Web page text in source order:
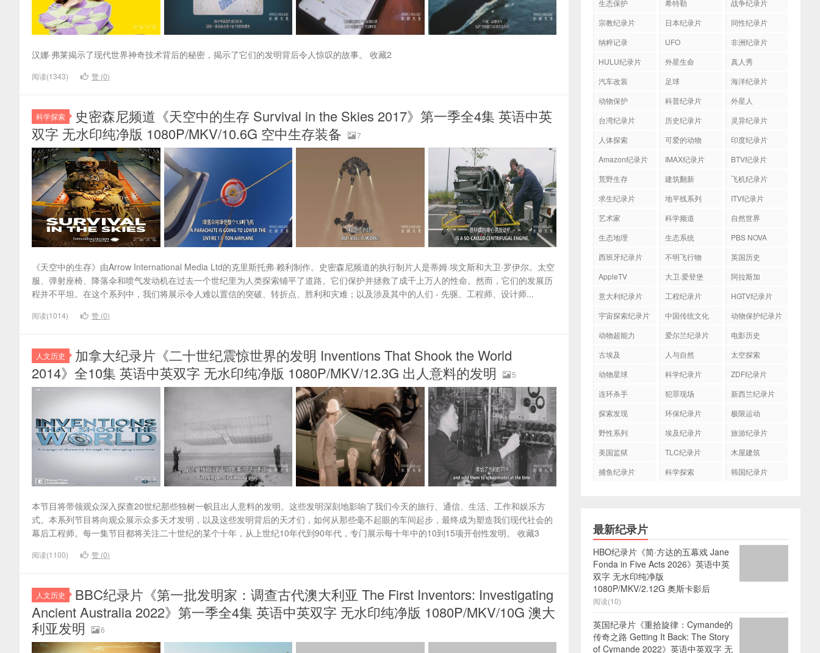
汉娜·弗莱揭示了现代世界神奇技术背后的秘密，揭示了它们的发明背后令人惊叹的故事。 收藏2
阅读(1343) 赞 (0)
科学探索
史密森尼频道《天空中的生存 Survival in the Skies 2017》第一季全4集 英语中英
双字 无水印纯净版 1080P/MKV/10.6G 空中生存装备
7
《天空中的生存》由Arrow International Media Ltd的克里斯托弗·赖利制作。史密森尼频道的执行制片人是蒂姆·埃文斯和大卫·罗伊尔。太空
服、弹射座椅、降落伞和喷气发动机在过去一个世纪里为人类探索铺平了道路。它们保护并拯救了成千上万人的性命。然而，它们的发展历
程并不平坦。在这个系列中，我们将展示令人难以置信的突破、转折点、胜利和灾难；以及涉及其中的人们 - 先驱、工程师、设计师...
阅读(1014) 赞 (0)
人文历史
加拿大纪录片《二十世纪震惊世界的发明 Inventions That Shook the World
2014》全10集 英语中英双字 无水印纯净版 1080P/MKV/12.3G 出人意料的发明
5
本节目将带领观众深入探查20世纪那些独树一帜且出人意料的发明。这些发明深刻地影响了我们今天的旅行、通信、生活、工作和娱乐方
式。本系列节目将向观众展示众多天才发明，以及这些发明背后的天才们，如何从那些毫不起眼的车间起步，最终成为塑造我们现代社会的
幕后工程师。每一集节目都将关注二十世纪的某个十年，从上世纪10年代到90年代，专门展示每十年中的10到15项开创性发明。 收藏3
阅读(1100) 赞 (0)
人文历史
BBC纪录片《第一批发明家：调查古代澳大利亚 The First Inventors: Investigating
Ancient Australia 2022》第一季全4集 英语中英双字 无水印纯净版 1080P/MKV/10G 澳大
利亚发明
6
生态保护
希特勒
战争纪录片
宗教纪录片
日本纪录片
同性纪录片
纳粹记录
UFO
非洲纪录片
HULU纪录片
外星生命
真人秀
汽车改装
足球
海洋纪录片
动物保护
科普纪录片
外星人
台湾纪录片
历史纪录片
灵异纪录片
人体探索
可爱的动物
印度纪录片
Amazon纪录片
IMAX纪录片
BTV纪录片
荒野生存
建筑翻新
飞机纪录片
求生纪录片
地平线系列
ITV纪录片
艺术家
科学频道
自然世界
生态地理
生态系统
PBS NOVA
西班牙纪录片
不明飞行物
英国历史
AppleTV
大卫·爱登堡
阿拉斯加
意大利纪录片
工程纪录片
HGTV纪录片
宇宙探索纪录片
中国传统文化
动物保护纪录片
动物超能力
爱尔兰纪录片
电影历史
古埃及
人与自然
太空探索
动物星球
科学纪录片
ZDF纪录片
连环杀手
犯罪现场
新西兰纪录片
探索发现
环保纪录片
极限运动
野性系列
埃及纪录片
旅游纪录片
美国监狱
TLC纪录片
木屋建筑
捕鱼纪录片
科学探索 韩国纪录片
最新纪录片
HBO纪录片《简·方达的五幕戏 Jane
Fonda in Five Acts 2026》英语中英
双字 无水印纯净版
1080P/MKV/2.12G 奥斯卡影后
阅读(10)
英国纪录片《重拾旋律：Cymande的
传奇之路 Getting It Back: The Story
of Cymande 2022》英语中英双字 无